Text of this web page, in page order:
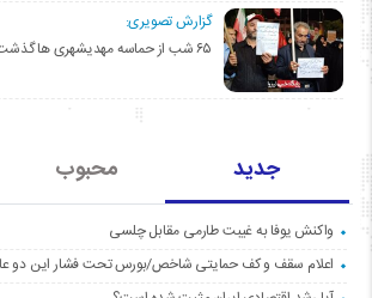
گزارش تصویری:
۶۵ شب از حماسه مهدیشهری ها گذشت
جدید محبوب
واکنش یوفا به غیبت طارمی مقابل چلسی
اعلام سقف و کف حمایتی شاخص/بورس تحت فشار این دو